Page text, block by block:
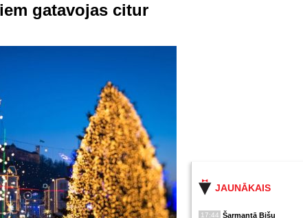
JAUNĀKAIS
17:44 Šarmantā Bišu
gatavojas citur